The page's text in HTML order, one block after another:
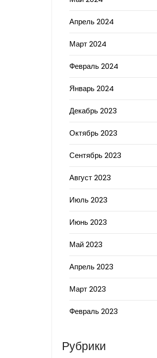
Апрель 2024
Март 2024
Февраль 2024
Январь 2024
Декабрь 2023
Октябрь 2023
Сентябрь 2023
Август 2023
Июль 2023
Июнь 2023
Май 2023
Апрель 2023
Март 2023
Февраль 2023
Рубрики